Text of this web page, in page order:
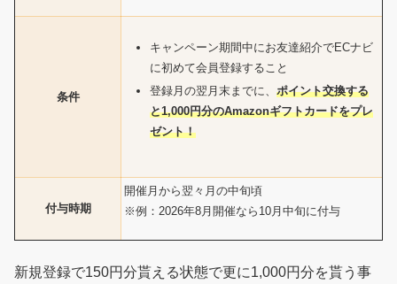
条件
キャンペーン期間中にお友達紹介でECナビ
に初めて会員登録すること
登録月の翌月末までに、 ポイント交換する
と1,000円分のAmazonギフトカードをプレ
ゼント！
付与時期
開催月から翌々月の中旬頃
※例：2026年8月開催なら10月中旬に付与
新規登録で150円分貰える状態で更に1,000円分を貰う事